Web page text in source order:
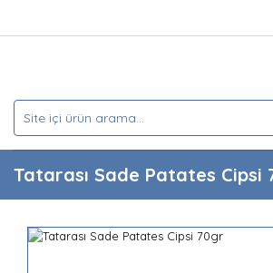
Tatarası Sade Patates Cipsi